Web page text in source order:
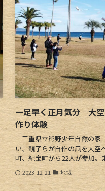
一足早く正月気分 大
作り体験
三重県立熊野少年自然の家
い、親子らが自作の凧を大
町、紀宝町から22人が参加。
2023-12-21 地域